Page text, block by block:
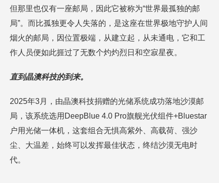
但那里也仅有一座邮局，因此它被称为“世界最孤独的邮
局”。而比孤独更令人失落的，是这座在世界极地守护人间
烟火的邮局，因位置极端，从建立起，从未通电，它和工
作人员便如此捱过了无数个灼灼烈日和空寂星夜。
直到晶澳科技的到来。
2025年3月，由晶澳科技捐赠的光储系统成功落地沙漠邮
局，该系统选用DeepBlue 4.0 Pro旗舰光伏组件+Bluestar
户用光储一体机，这套组合无惧高紫外、高载荷、强沙
尘、大温差，始终可以发挥最佳状态，终结沙漠无电时
代。